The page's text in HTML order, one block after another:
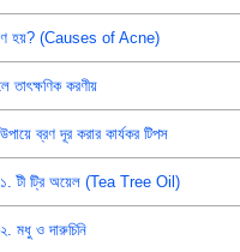
হয়? (Causes of Acne)
তাৎক্ষণিক করণীয়
ব্রণ দূর করার কার্যকর টিপস
টী ট্রি অয়েল (Tea Tree Oil)
মধু ও দারুচিনি